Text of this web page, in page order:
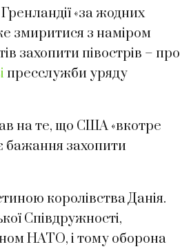
«за жодних
змиритися з наміром
захопити півострів – про
пресслужби уряду
на те, що США «вкотре
бажання захопити
королівства Данія.
Співдружності,
НАТО, і тому оборона